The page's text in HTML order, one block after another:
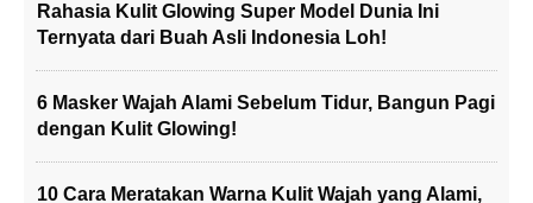
Rahasia Kulit Glowing Super Model Dunia Ini
Ternyata dari Buah Asli Indonesia Loh!
6 Masker Wajah Alami Sebelum Tidur, Bangun Pagi
dengan Kulit Glowing!
10 Cara Meratakan Warna Kulit Wajah yang Alami,